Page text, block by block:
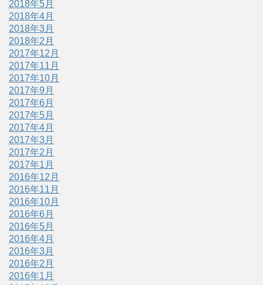
2018年5月
2018年4月
2018年3月
2018年2月
2017年12月
2017年11月
2017年10月
2017年9月
2017年6月
2017年5月
2017年4月
2017年3月
2017年2月
2017年1月
2016年12月
2016年11月
2016年10月
2016年6月
2016年5月
2016年4月
2016年3月
2016年2月
2016年1月